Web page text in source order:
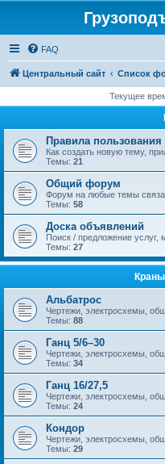
FAQ
Центральный сайт Список
Текущее
Правила
Как создать новую тему,
Темы: 21
Общий форум
Форум на любые темы
Темы: 58
Доска объявлений
Поиск / предложение услуг,
Темы: 27
Альбатрос
Чертежи, электросхемы,
Темы: 88
Ганц 5/6–30
Чертежи, электросхемы,
Темы: 34
Ганц 16/27,5
Чертежи, электросхемы,
Темы: 24
Кондор
Чертежи, электросхемы,
Темы: 29